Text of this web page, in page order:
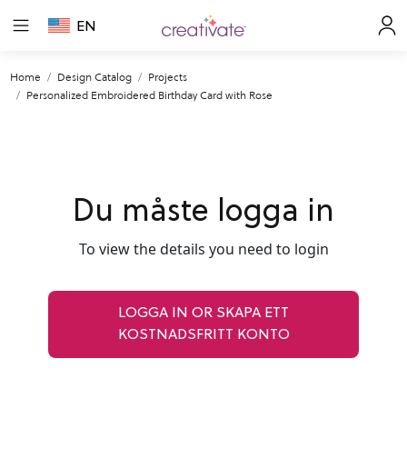
EN
Home Design Catalog
Projects
Personalized Embroidered Birthday Card with Rose
Du måste logga in
To view the details you need to login
LOGGA IN OR SKAPA ETT
KOSTNADSFRITT KONTO